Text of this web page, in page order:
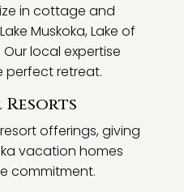
in cottage and
Muskoka, Lake of
local expertise
perfect retreat.
offerings, giving
vacation homes
commitment.